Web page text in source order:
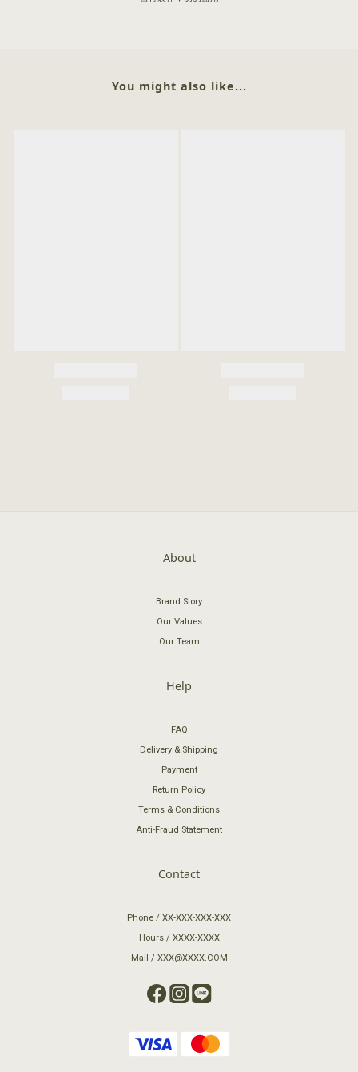
You might also like...
About
Brand Story
Our Values
Our Team
Help
FAQ
Delivery & Shipping
Payment
Return Policy
Terms & Conditions
Anti-Fraud Statement
Contact
Phone / XX-XXX-XXX-XXX
Hours / XXXX-XXXX
Mail / XXX@XXXX.COM